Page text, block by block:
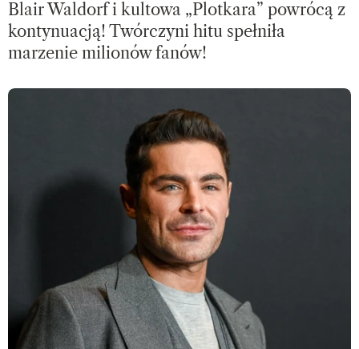
Blair Waldorf i kultowa „Plotkara” powrócą z
kontynuacją! Twórczyni hitu spełniła
marzenie milionów fanów!